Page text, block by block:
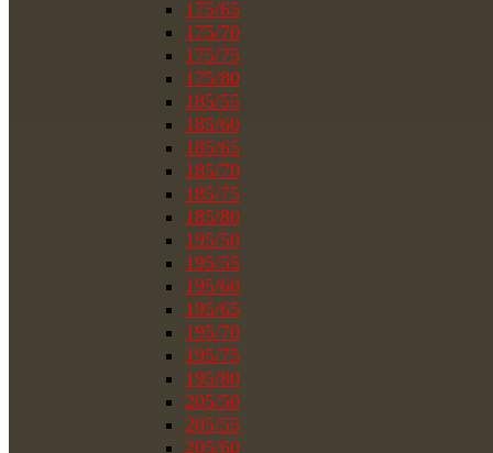
175/65
175/70
175/75
175/80
185/55
185/60
185/65
185/70
185/75
185/80
195/50
195/55
195/60
195/65
195/70
195/75
195/80
205/50
205/55
205/60